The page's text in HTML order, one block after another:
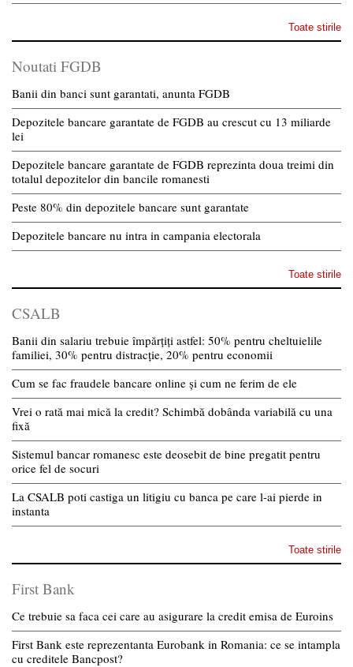
Toate stirile
Noutati FGDB
Banii din banci sunt garantati, anunta FGDB
Depozitele bancare garantate de FGDB au crescut cu 13 miliarde
lei
Depozitele bancare garantate de FGDB reprezinta doua treimi din
totalul depozitelor din bancile romanesti
Peste 80% din depozitele bancare sunt garantate
Depozitele bancare nu intra in campania electorala
Toate stirile
CSALB
Banii din salariu trebuie împărțiți astfel: 50% pentru cheltuielile
familiei, 30% pentru distracție, 20% pentru economii
Cum se fac fraudele bancare online și cum ne ferim de ele
Vrei o rată mai mică la credit? Schimbă dobânda variabilă cu una
fixă
Sistemul bancar romanesc este deosebit de bine pregatit pentru
orice fel de socuri
La CSALB poti castiga un litigiu cu banca pe care l-ai pierde in
instanta
Toate stirile
First Bank
Ce trebuie sa faca cei care au asigurare la credit emisa de Euroins
First Bank este reprezentanta Eurobank in Romania: ce se intampla
cu creditele Bancpost?